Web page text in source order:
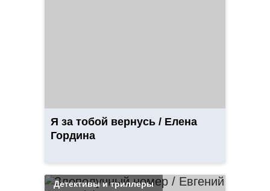
Я за тобой вернусь / Елена
Гордина
Детективы и триллеры